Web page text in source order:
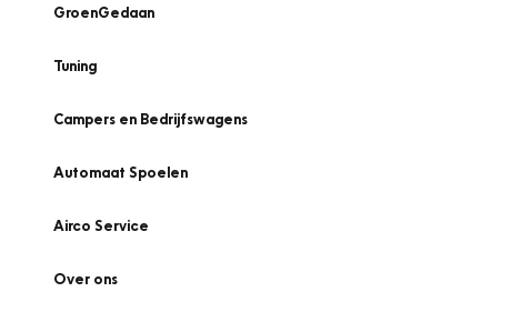
GroenGedaan
Tuning
Campers en Bedrijfswagens
Automaat Spoelen
Airco Service
Over ons